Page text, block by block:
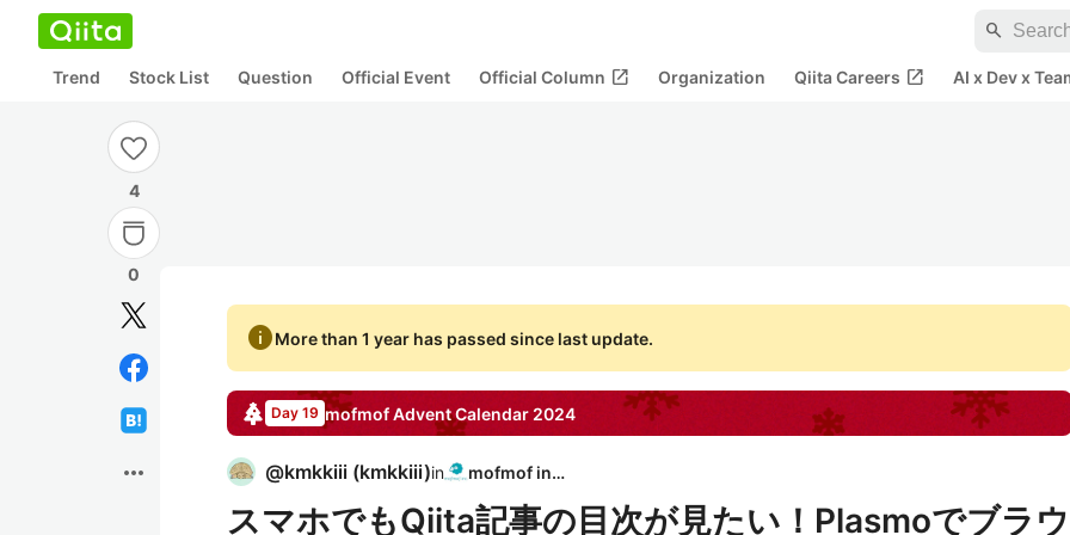
search
Trend Stock List Question Official Event Official Column open_in_new Organization Qiita Careers open_in_new AI x Dev x
4
0
more_horiz
infoMore than 1 year has passed since last update.
Day 19 mofmofAdvent Calendar 2024
@kmkkiii (kmkkiii)in mofmof inc.
スマホでもQiita記事の目次が見たい！Plasmoでブラウ